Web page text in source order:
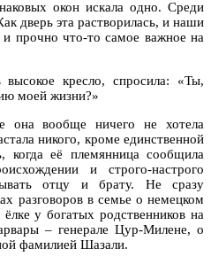
окон искала одно. Среди
дверь эта растворилась, и наши
и прочно что-то самое важное на
кресло, спросила: «Ты,
моей жизни?»
она вообще ничего не хотела
никого, кроме единственной
когда её племянница сообщила
и строго-настрого
отцу и брату. Не сразу
разговоров в семье о немецком
у богатых родственников на
– генерале Цур-Милене, о
фамилией Шазали.